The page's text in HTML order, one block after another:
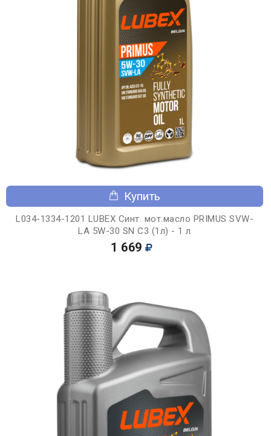
Купить
L034-1334-1201 LUBEX Синт. мот.масло PRIMUS SVW-
LA 5W-30 SN C3 (1л) - 1 л
1 669